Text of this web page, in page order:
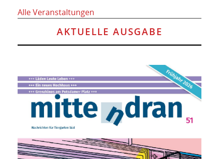
Alle Veranstaltungen
AKTUELLE AUSGABE